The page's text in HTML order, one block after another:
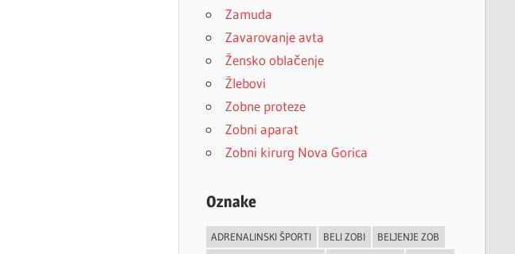
Zamuda
Zavarovanje avta
Žensko oblačenje
Žlebovi
Zobne proteze
Zobni aparat
Zobni kirurg Nova Gorica
Oznake
ADRENALINSKI ŠPORTI BELI ZOBI
BELJENJE ZOB